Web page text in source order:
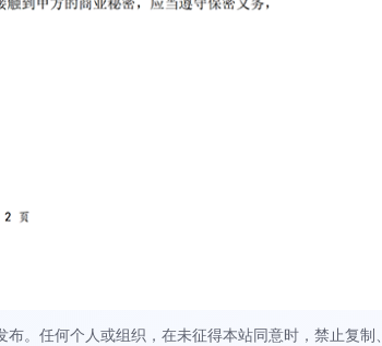
。任何个人或组织，在未征得本站同意时，禁止复制